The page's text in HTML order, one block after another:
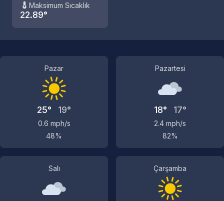
Maksimum Sıcaklık
22.89°
Pazar
25° 19°
0.6 mph/s
48%
Pazartesi
18° 17°
2.4 mph/s
82%
Salı Çarşamba